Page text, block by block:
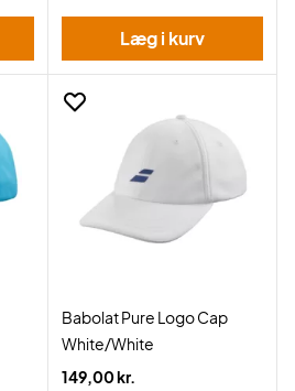
Læg i kurv
Babolat Pure Logo Cap
White/White
149,00 kr.